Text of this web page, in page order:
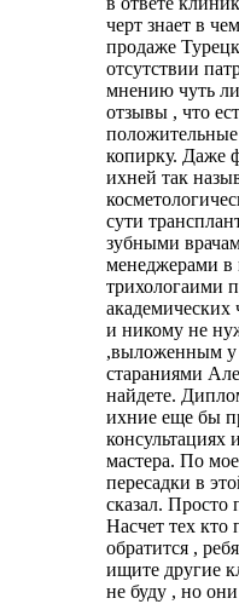
черт знает в
продаже
отсутствии
мнению чуть
отзывы , что
копирку. Даже
ихней так
сути
зубными
менеджерами в
трихологаими
академических
и никому не
,выложенным у
стараниями
найдете.
ихние еще бы
консультациях
мастера. По
пересадки в
сказал. Просто
Насчет тех кто
обратится ,
ищите другие
не буду , но они